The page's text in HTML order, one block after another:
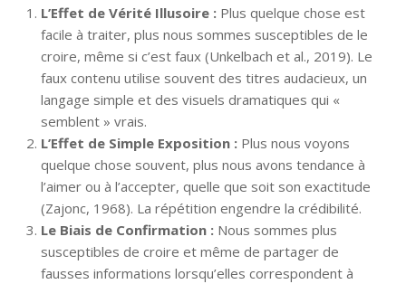
L’Effet de Vérité Illusoire : Plus quelque chose est
facile à traiter, plus nous sommes susceptibles de le
croire, même si c’est faux (Unkelbach et al., 2019). Le
faux contenu utilise souvent des titres audacieux, un
langage simple et des visuels dramatiques qui «
semblent » vrais.
L’Effet de Simple Exposition : Plus nous voyons
quelque chose souvent, plus nous avons tendance à
l’aimer ou à l’accepter, quelle que soit son exactitude
(Zajonc, 1968). La répétition engendre la crédibilité.
Le Biais de Confirmation : Nous sommes plus
susceptibles de croire et même de partager de
fausses informations lorsqu’elles correspondent à